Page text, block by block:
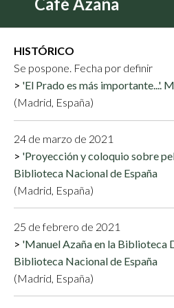
Café Azaña
HISTÓRICO
Se pospone. Fecha por definir
'El Prado es más importante...'.
(Madrid, España)
24 de marzo de 2021
'Proyección y coloquio sobre
Biblioteca Nacional de España
(Madrid, España)
25 de febrero de 2021
'Manuel Azaña en la Biblioteca
Biblioteca Nacional de España
(Madrid, España)